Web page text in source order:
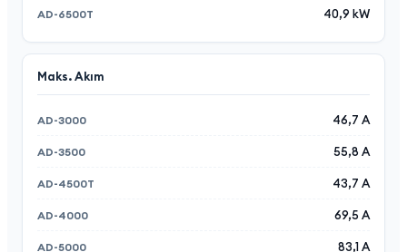
40,9 kW
Maks. Akım
46,7 A
55,8 A
43,7 A
69,5 A
83,1 A